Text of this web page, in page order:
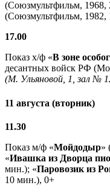
(Союзмультфильм, 1968,
(Союзмультфильм, 1982,
17.00
Показ х/ф «В зоне
десантных войск РФ
(М. Ульяновой, 1, зал №
11 августа (вторник)
11.30
Показ м/ф «Мойдодыр»
«Ивашка из Дворца
мин.); «Паровозик из
10 мин.), 0+